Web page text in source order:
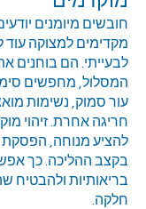
חובשים מיומנים
מקדימים למצוקה
לבעייתי. הם בוחנים
המסלול, מחפשים
עור סמוק, נשימות
חריגה אחרת. זיהוי
להציע מנוחה, הפסקת
בקצב ההליכה. כך
בריאותיות ולהבטיח
חלקה.